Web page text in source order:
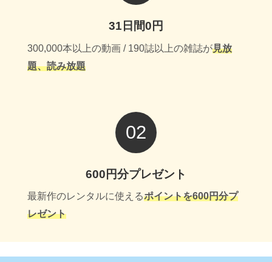
31日間0円
300,000本以上の動画 / 190誌以上の雑誌が見放
題、読み放題
02
600円分プレゼント
最新作のレンタルに使えるポイントを600円分プ
レゼント